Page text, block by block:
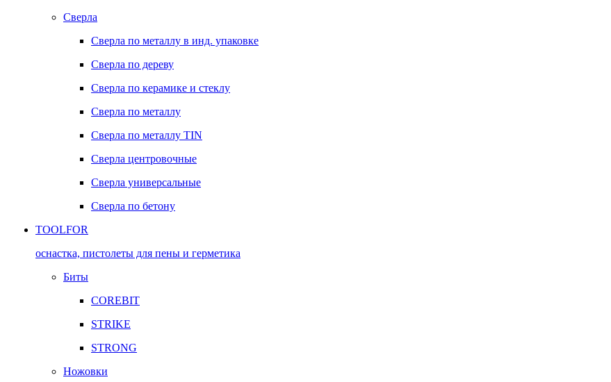
Сверла
Сверла по металлу в инд. упаковке
Сверла по дереву
Сверла по керамике и стеклу
Сверла по металлу
Сверла по металлу TIN
Сверла центровочные
Сверла универсальные
Сверла по бетону
TOOLFOR
оснастка, пистолеты для пены и герметика
Биты
COREBIT
STRIKE
STRONG
Ножовки